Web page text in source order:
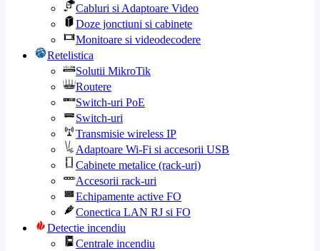
Cabluri si Adaptoare Video
Doze jonctiuni si cabinete
Monitoare si videodecodere
Retelistica
Solutii MikroTik
Routere
Switch-uri PoE
Switch-uri
Transmisie wireless IP
Adaptoare Wi-Fi si accesorii USB
Cabinete metalice (rack-uri)
Accesorii rack-uri
Echipamente active FO
Conectica LAN RJ si FO
Detectie incendiu
Centrale incendiu